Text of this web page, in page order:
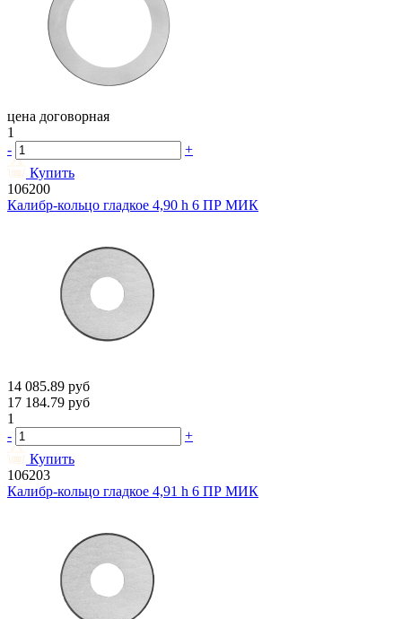
цена договорная
1
-
+
Купить
106200
Калибр-кольцо гладкое 4,90 h 6 ПР МИК
14 085.89 руб
17 184.79 руб
1
-
+
Купить
106203
Калибр-кольцо гладкое 4,91 h 6 ПР МИК